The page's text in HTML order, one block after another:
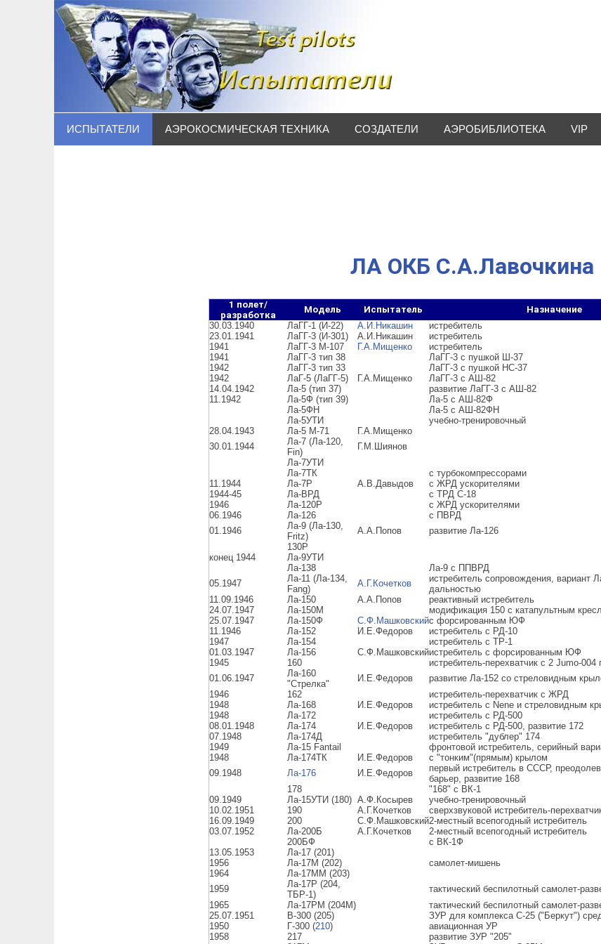
Наверх
ИСПЫТАТЕЛИ АЭРОКОСМИЧЕСКАЯ ТЕХНИКА СОЗДАТЕЛИ АЭРОБИБЛИОТЕКА VIP
ЛА ОКБ C.А.Лавочкина
1 полет/
разработка
Модель Испытатель Назначение
30.03.1940
ЛаГГ-1 (И-22) А.И.Никашин истребитель
23.01.1941
ЛаГГ-3 (И-301) А.И.Никашин истребитель
1941
ЛаГГ-3 М-107 Г.А.Мищенко истребитель
1941
ЛаГГ-3 тип 38 ЛаГГ-3 с пушкой Ш-37
1942
ЛаГГ-3 тип 33 ЛаГГ-3 с пушкой НС-37
1942
ЛаГ-5 (ЛаГГ-5) Г.А.Мищенко
ЛаГГ-3 с АШ-82
14.04.1942
Ла-5 (тип 37) развитие ЛаГГ-3 с АШ-82
11.1942
Ла-5Ф (тип 39) Ла-5 с АШ-82Ф
Ла-5ФН
Ла-5 с АШ-82ФН
Ла-5УТИ
учебно-тренировочный
28.04.1943
Ла-5 М-71 Г.А.Мищенко
30.01.1944
Ла-7 (Ла-120,
Fin)
Г.М.Шиянов
Ла-7УТИ
Ла-7ТК
с турбокомпрессорами
11.1944
Ла-7Р А.В.Давыдов с ЖРД ускорителями
1944-45
Ла-ВРД с ТРД С-18
1946
Ла-120Р с ЖРД ускорителями
06.1946
Ла-126 с ПВРД
01.1946
Ла-9 (Ла-130,
Fritz)
А.А.Попов развитие Ла-126
130Р
конец 1944
Ла-9УТИ
Ла-138
Ла-9 с ППВРД
05.1947
Ла-11 (Ла-134,
Fang)
А.Г.Кочетков
истребитель сопровождения, вариант
дальностью
11.09.1946
Ла-150 А.А.Попов реактивный истребитель
24.07.1947
Ла-150М модификация 150 с катапультным
25.07.1947
Ла-150Ф С.Ф.Машковскийс форсированным ЮФ
11.1946
Ла-152 И.Е.Федоров истребитель с РД-10
1947
Ла-154 истребитель с ТР-1
01.03.1947
Ла-156 С.Ф.Машковскийистребитель с форсированным ЮФ
1945
160 истребитель-перехватчик с 2 Jumo-
01.06.1947
Ла-160
"Стрелка"
И.Е.Федоров развитие Ла-152 со стреловидным
1946
162 истребитель-перехватчик с ЖРД
1948
Ла-168 И.Е.Федоров истребитель с Nene и стреловидным
1948
Ла-172 истребитель с РД-500
08.01.1948
Ла-174 И.Е.Федоров истребитель с РД-500, развитие 172
07.1948
Ла-174Д истребитель "дублер" 174
1949
Ла-15 Fantail фронтовой истребитель, серийный
1948
Ла-174ТК И.Е.Федоров с "тонким"(прямым) крылом
09.1948
Ла-176 И.Е.Федоров
первый истребитель в СССР,
барьер, развитие 168
178
"168" с ВК-1
09.1949
Ла-15УТИ (180) А.Ф.Косырев учебно-тренировочный
10.02.1951
190 А.Г.Кочетков сверхзвуковой истребитель-
16.09.1949
200 С.Ф.Машковский2-местный всепогодный истребитель
03.07.1952
Ла-200Б А.Г.Кочетков 2-местный всепогодный истребитель
200БФ
с ВК-1Ф
13.05.1953
Ла-17 (201)
1956
Ла-17М (202) самолет-мишень
1964
Ла-17ММ (203)
1959
Ла-17Р (204,
ТБР-1)
тактический беспилотный самолет-
1965
Ла-17РМ (204М) тактический беспилотный самолет-
25.07.1951
B-300 (205) ЗУР для комплекса С-25 ("Беркут")
1950
Г-300 (210) авиационная УР
1958
217 развитие ЗУР "205"